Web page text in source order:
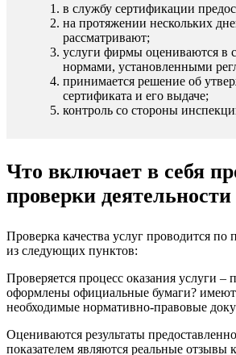
в службу сертификации
на протяжении нескольких
рассматривают;
услуги фирмы оцениваются в
нормами, установленными
принимается решение об
сертификата и его выдаче;
контроль со стороны
Что включает в себя
проверки
Проверка качества услуг проводится по
из следующих пунктов:
Проверяется процесс оказания услуги –
оформлены официальные бумаги?
необходимые нормативно-правовые
Оцениваются результаты
показателем являются реальные отзывы